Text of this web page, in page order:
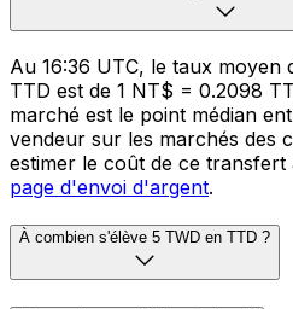
Au 16:36 UTC, le taux moyen
TTD est de 1 NT$ = 0.2098
marché est le point médian
vendeur sur les marchés des
estimer le coût de ce
page d'envoi d'argent.
À combien s'élève 5 TWD en TTD ?